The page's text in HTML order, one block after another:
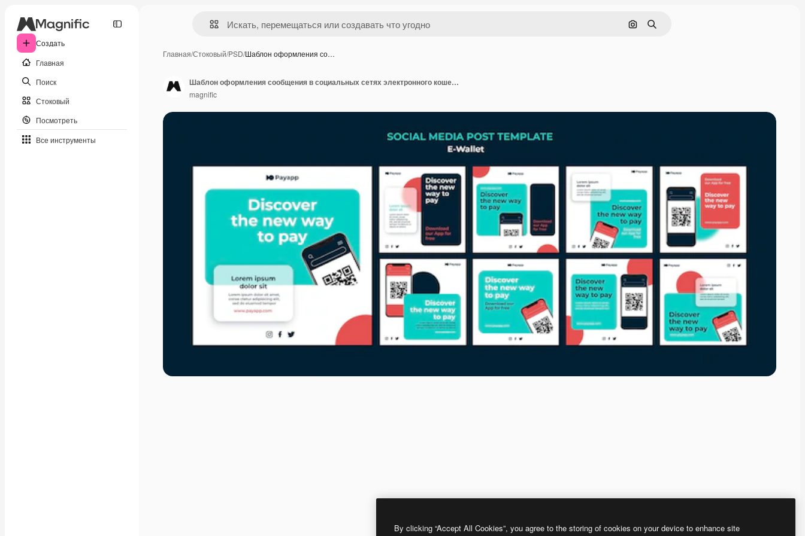
Создать
Главная
Поиск
Стоковый
Посмотреть
Все инструменты
Поиск по изображению
Поиск
Главная/Стоковый/PSD/Шаблон оформления со…
Шаблон оформления сообщения в социальных сетях электронного кошелька
magnific
By clicking “Accept All Cookies”, you agree to the storing of cookies on your device to enhance site